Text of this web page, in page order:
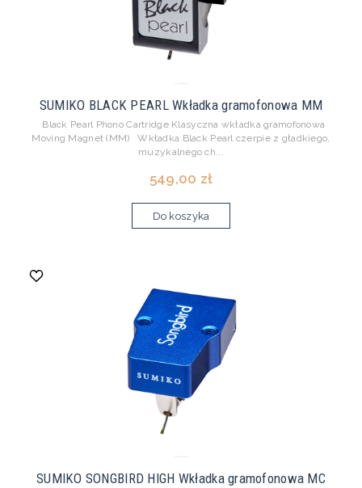
SUMIKO BLACK PEARL Wkładka gramofonowa MM
Black Pearl Phono Cartridge Klasyczna wkładka gramofonowa
Moving Magnet (MM) Wkładka Black Pearl czerpie z gładkiego,
muzykalnego ch...
549,00 zł
Do koszyka
SUMIKO SONGBIRD HIGH Wkładka gramofonowa MC